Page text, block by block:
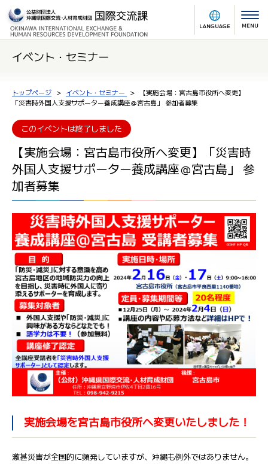
LANGUAGE MENU
イベント・セミナー
トップページ イベント・セミナー
【実施会場：宮古島市役所へ変更】
「災害時外国人支援サポーター養成講座＠宮古島」 参加者募集
このイベントは終了しました
【実施会場：宮古島市役所へ変更】「災害時
外国人支援サポーター養成講座＠宮古島」 参
加者募集
実施会場を宮古島市役所へ変更いたしました！
激甚災害が全国的に頻発していますが、沖縄も例外ではありません。